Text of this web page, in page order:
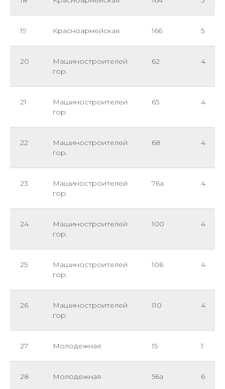
19 Красноармейская 166 5
20
Машиностроителей
гор.
62 4
21
Машиностроителей
гор.
65 4
22
Машиностроителей
гор.
68 4
23
Машиностроителей
гор.
76а 4
24
Машиностроителей
гор.
100 4
25
Машиностроителей
гор.
106 4
26
Машиностроителей
гор.
110 4
27 Молодежная 15 1
28 Молодежная 56а 6